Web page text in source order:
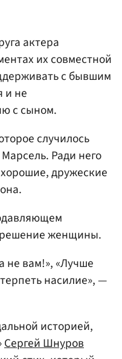
актера
их совместной
с бывшим
и не
с сыном.
случилось
Ради него
дружеские
женщины.
не вам!», «Лучше
насилие», —
историей,
Сергей Шнуров